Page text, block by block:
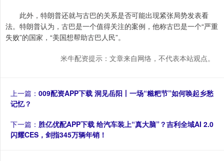
此外，特朗普还就与古巴的关系是否可能出现紧张局势发表看
法。特朗普认为，古巴是一个值得关注的案例，他称古巴是一个“严重
失败”的国家，“美国想帮助古巴人民”。
米牛配资提示：文章来自网络，不代表本站观点。
上一篇： 009配资APP下载 洞见岳阳丨一场“糍粑节”如何唤起乡愁
记忆？
下一篇： 胜亿优配APP下载 给汽车装上“真大脑”？吉利全域AI 2.0
闪耀CES，剑指345万辆年销！